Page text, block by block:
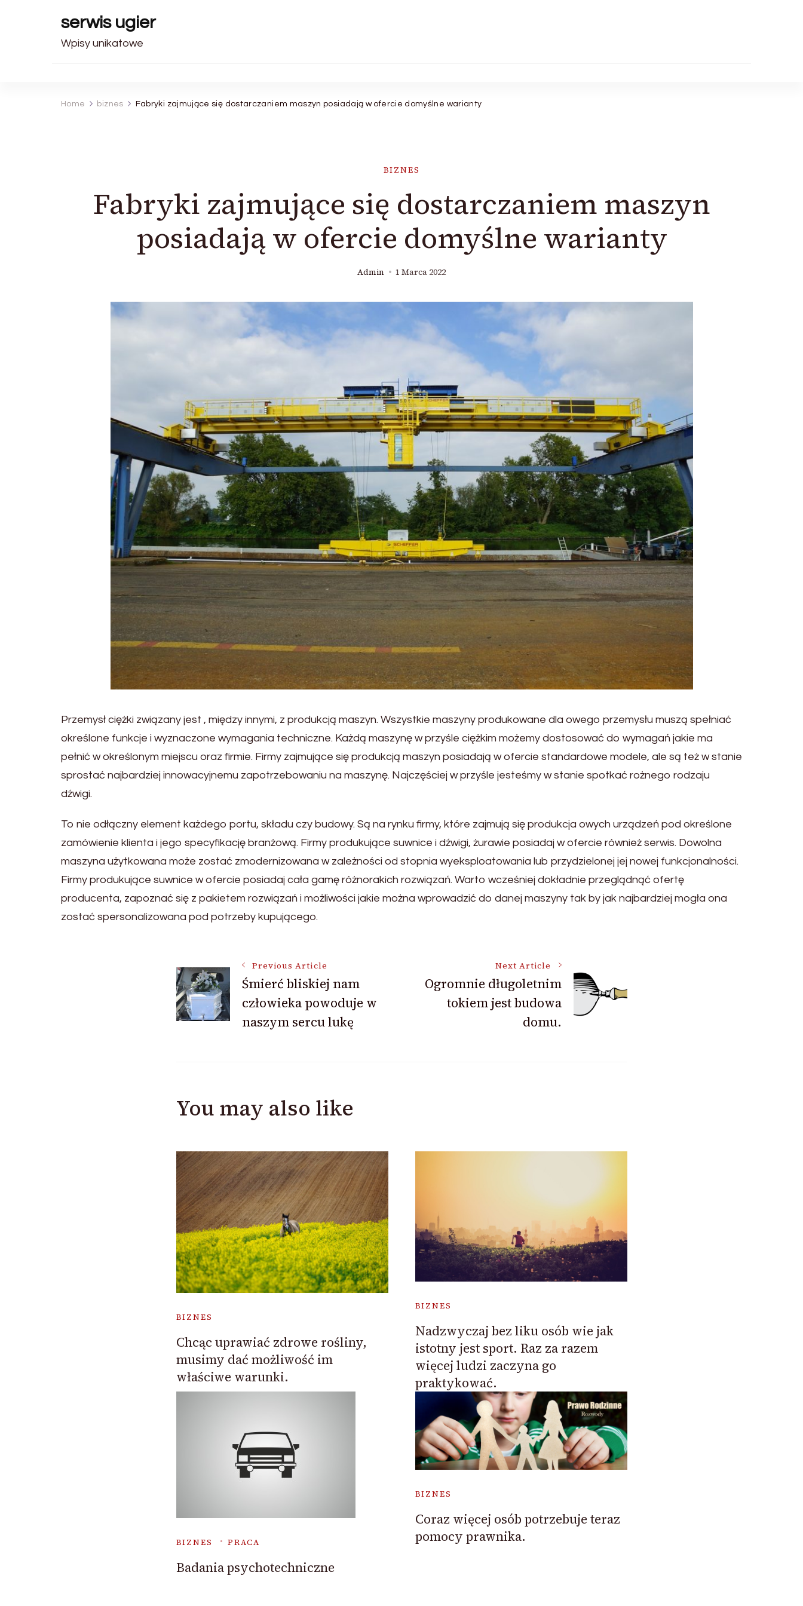
serwis ugier
Wpisy unikatowe
Home biznes Fabryki zajmujące się dostarczaniem maszyn posiadają w ofercie domyślne warianty
BIZNES
Fabryki zajmujące się dostarczaniem maszyn
posiadają w ofercie domyślne warianty
Admin 1 Marca 2022
Przemysł ciężki związany jest , między innymi, z produkcją maszyn. Wszystkie maszyny produkowane dla owego przemysłu muszą spełniać
określone funkcje i wyznaczone wymagania techniczne. Każdą maszynę w przyśle ciężkim możemy dostosować do wymagań jakie ma
pełnić w określonym miejscu oraz firmie. Firmy zajmujące się produkcją maszyn posiadają w ofercie standardowe modele, ale są też w stanie
sprostać najbardziej innowacyjnemu zapotrzebowaniu na maszynę. Najczęściej w przyśle jesteśmy w stanie spotkać rożnego rodzaju
dźwigi.
To nie odłączny element każdego portu, składu czy budowy. Są na rynku firmy, które zajmują się produkcja owych urządzeń pod określone
zamówienie klienta i jego specyfikację branżową. Firmy produkujące suwnice i dźwigi, żurawie posiadaj w ofercie również serwis. Dowolna
maszyna użytkowana może zostać zmodernizowana w zależności od stopnia wyeksploatowania lub przydzielonej jej nowej funkcjonalności.
Firmy produkujące suwnice w ofercie posiadaj cała gamę różnorakich rozwiązań. Warto wcześniej dokładnie przeglądnąć ofertę
producenta, zapoznać się z pakietem rozwiązań i możliwości jakie można wprowadzić do danej maszyny tak by jak najbardziej mogła ona
zostać spersonalizowana pod potrzeby kupującego.
Post
Navigation
Previous Article
Śmierć bliskiej nam
człowieka powoduje w
naszym sercu lukę
Next Article
Ogromnie długoletnim
tokiem jest budowa
domu.
You may also like
BIZNES
Chcąc uprawiać zdrowe rośliny,
musimy dać możliwość im
właściwe warunki.
BIZNES
Nadzwyczaj bez liku osób wie jak
istotny jest sport. Raz za razem
więcej ludzi zaczyna go
praktykować.
BIZNES PRACA
Badania psychotechniczne
BIZNES
Coraz więcej osób potrzebuje teraz
pomocy prawnika.